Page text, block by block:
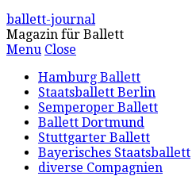
ballett-journal
Magazin für Ballett
Menu Close
Hamburg Ballett
Staatsballett Berlin
Semperoper Ballett
Ballett Dortmund
Stuttgarter Ballett
Bayerisches Staatsballett
diverse Compagnien